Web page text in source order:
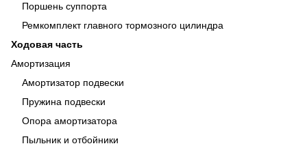
Поршень суппорта
Ремкомплект главного тормозного цилиндра
Ходовая часть
Амортизация
Амортизатор подвески
Пружина подвески
Опора амортизатора
Пыльник и отбойники